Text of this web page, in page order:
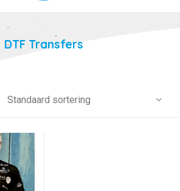
DTF Transfers
Standaard sortering